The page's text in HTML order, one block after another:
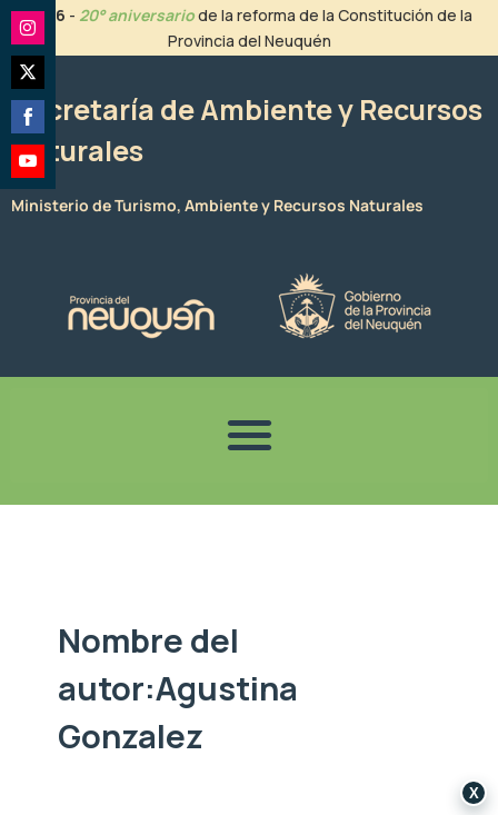
contenido
2026 - 20° aniversariode la reforma de la Constitución de la
Provincia del Neuquén
Secretaría de Ambiente y Recursos
Naturales
Ministerio de Turismo, Ambiente y Recursos Naturales
Nombre del
autor:Agustina
Gonzalez
Share
on
Instagram
Share
on
Twitter
Share
on
Facebook
Share
on
X